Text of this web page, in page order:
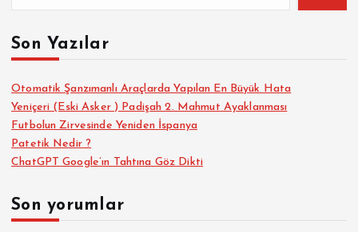
Son Yazılar
Otomatik Şanzımanlı Araçlarda Yapılan En Büyük Hata
Yeniçeri (Eski Asker ) Padişah 2. Mahmut Ayaklanması
Futbolun Zirvesinde Yeniden İspanya
Patetik Nedir ?
ChatGPT Google’ın Tahtına Göz Dikti
Son yorumlar